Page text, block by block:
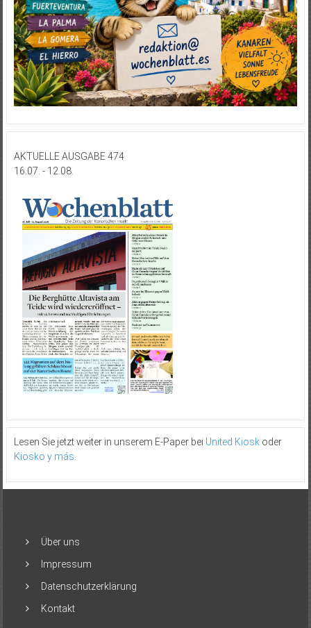
AKTUELLE AUSGABE 474
16.07. - 12.08.
Lesen Sie jetzt weiter in unserem E-Paper bei United Kioskoder
Kiosko y más.
Über uns
Impressum
Datenschutzerklärung
Kontakt